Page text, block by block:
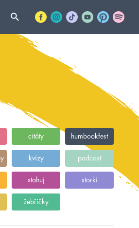
citáty humbookfest
kvízy podcast
stahuj storki
žebříčky